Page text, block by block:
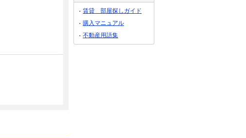
賃貸 部屋探しガイド
購入マニュアル
不動産用語集